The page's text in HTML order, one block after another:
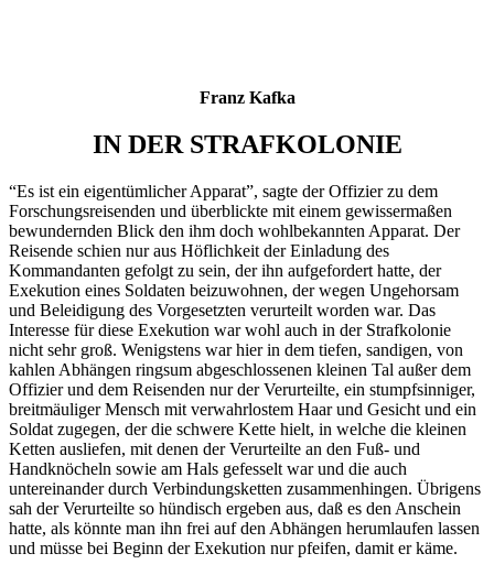
Franz Kafka
IN DER STRAFKOLONIE
“Es ist ein eigentümlicher Apparat”, sagte der Offizier zu dem
Forschungsreisenden und überblickte mit einem gewissermaßen
bewundernden Blick den ihm doch wohlbekannten Apparat. Der
Reisende schien nur aus Höflichkeit der Einladung des
Kommandanten gefolgt zu sein, der ihn aufgefordert hatte, der
Exekution eines Soldaten beizuwohnen, der wegen Ungehorsam
und Beleidigung des Vorgesetzten verurteilt worden war. Das
Interesse für diese Exekution war wohl auch in der Strafkolonie
nicht sehr groß. Wenigstens war hier in dem tiefen, sandigen, von
kahlen Abhängen ringsum abgeschlossenen kleinen Tal außer dem
Offizier und dem Reisenden nur der Verurteilte, ein stumpfsinniger,
breitmäuliger Mensch mit verwahrlostem Haar und Gesicht und ein
Soldat zugegen, der die schwere Kette hielt, in welche die kleinen
Ketten ausliefen, mit denen der Verurteilte an den Fuß- und
Handknöcheln sowie am Hals gefesselt war und die auch
untereinander durch Verbindungsketten zusammenhingen. Übrigens
sah der Verurteilte so hündisch ergeben aus, daß es den Anschein
hatte, als könnte man ihn frei auf den Abhängen herumlaufen lassen
und müsse bei Beginn der Exekution nur pfeifen, damit er käme.